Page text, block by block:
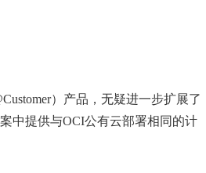
）产品，无疑进一步扩展了
中提供与OCI公有云部署相同的计